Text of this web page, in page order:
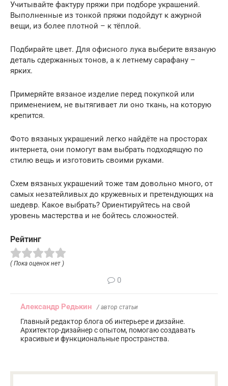
Учитывайте фактуру пряжи при подборе украшений.
Выполненные из тонкой пряжи подойдут к ажурной
вещи, из более плотной – к тёплой.
Подбирайте цвет. Для офисного лука выберите вязаную
деталь сдержанных тонов, а к летнему сарафану –
ярких.
Примеряйте вязаное изделие перед покупкой или
применением, не вытягивает ли оно ткань, на которую
крепится.
Фото вязаных украшений легко найдёте на просторах
интернета, они помогут вам выбрать подходящую по
стилю вещь и изготовить своими руками.
Схем вязаных украшений тоже там довольно много, от
самых незатейливых до кружевных и претендующих на
шедевр. Какое выбрать? Ориентируйтесь на свой
уровень мастерства и не бойтесь сложностей.
Рейтинг
( Пока оценок нет )
0
Александр Редькин / автор статьи
Главный редактор блога об интерьере и дизайне.
Архитектор-дизайнер с опытом, помогаю создавать
красивые и функциональные пространства.